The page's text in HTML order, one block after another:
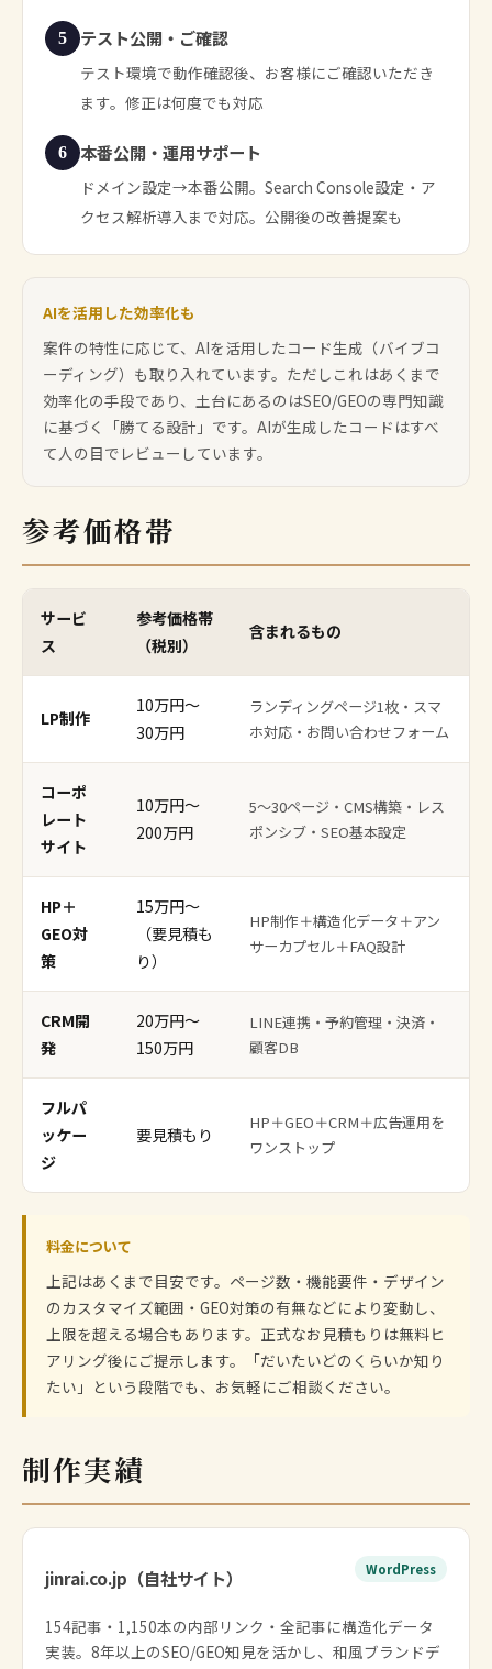
5 テスト公開・ご確認
テスト環境で動作確認後、お客様にご確認いただき
ます。修正は何度でも対応
6 本番公開・運用サポート
ドメイン設定→本番公開。Search Console設定・ア
クセス解析導入まで対応。公開後の改善提案も
AIを活用した効率化も
案件の特性に応じて、AIを活用したコード生成（バイブコ
ーディング）も取り入れています。ただしこれはあくまで
効率化の手段であり、土台にあるのはSEO/GEOの専門知識
に基づく「勝てる設計」です。AIが生成したコードはすべ
て人の目でレビューしています。
参考価格帯
サービ
ス
参考価格帯
（税別）
含まれるもの
LP制作
10万円〜
30万円
ランディングページ1枚・スマ
ホ対応・お問い合わせフォーム
コーポ
レート
サイト
10万円〜
200万円
5〜30ページ・CMS構築・レス
ポンシブ・SEO基本設定
HP＋
GEO対
策
15万円〜
（要見積も
り）
HP制作＋構造化データ＋アン
サーカプセル＋FAQ設計
CRM開
発
20万円〜
150万円
LINE連携・予約管理・決済・
顧客DB
フルパ
ッケー
ジ
要見積もり
HP＋GEO＋CRM＋広告運用を
ワンストップ
料金について
上記はあくまで目安です。ページ数・機能要件・デザイン
のカスタマイズ範囲・GEO対策の有無などにより変動し、
上限を超える場合もあります。正式なお見積もりは無料ヒ
アリング後にご提示します。「だいたいどのくらいか知り
たい」という段階でも、お気軽にご相談ください。
制作実績
jinrai.co.jp（自社サイト） WordPress
154記事・1,150本の内部リンク・全記事に構造化データ
実装。8年以上のSEO/GEO知見を活かし、和風ブランドデ